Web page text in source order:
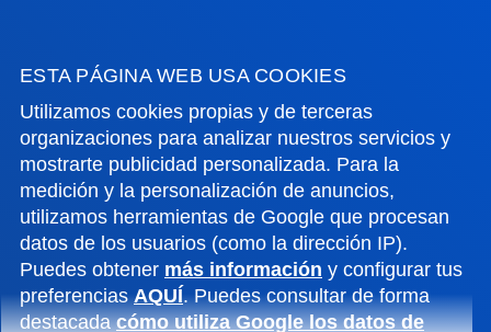
ESTA PÁGINA WEB USA COOKIES
Utilizamos cookies propias y de terceras
organizaciones para analizar nuestros servicios y
mostrarte publicidad personalizada. Para la
medición y la personalización de anuncios,
utilizamos herramientas de Google que procesan
datos de los usuarios (como la dirección IP).
Puedes obtener más información y configurar tus
preferenciasAQUÍ. Puedes consultar de forma
destacadacómo utiliza Google los datos de
+34 943 326 600
Contacto
Sede Vitoria
Conoce la sede
+34 945 010 114
Contacto
Sede Madrid